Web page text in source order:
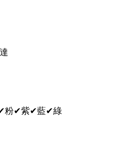
粉✔紫✔藍✔綠